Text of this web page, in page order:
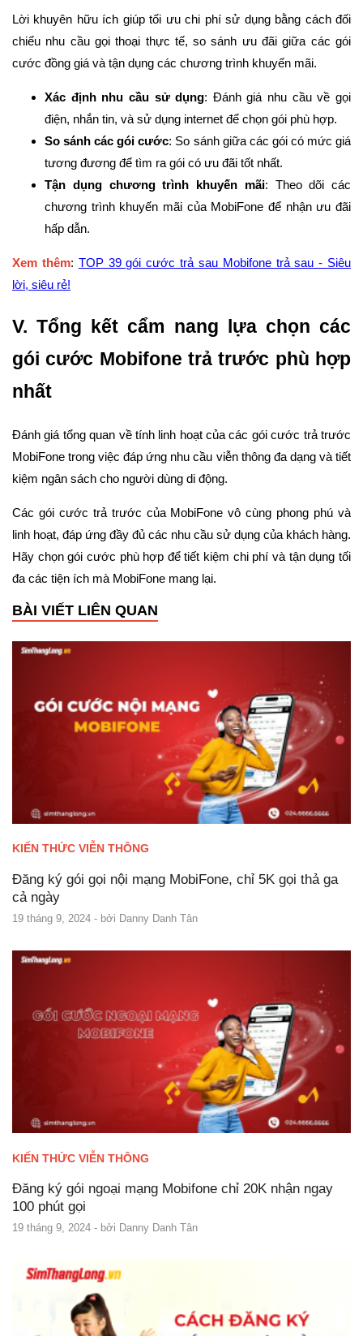
Lời khuyên hữu ích giúp tối ưu chi phí sử dụng bằng cách đối
chiếu nhu cầu gọi thoại thực tế, so sánh ưu đãi giữa các gói
cước đồng giá và tận dụng các chương trình khuyến mãi.
Xác định nhu cầu sử dụng: Đánh giá nhu cầu về gọi
điện, nhắn tin, và sử dụng internet để chọn gói phù hợp.
So sánh các gói cước: So sánh giữa các gói có mức giá
tương đương để tìm ra gói có ưu đãi tốt nhất.
Tận dụng chương trình khuyến mãi: Theo dõi các
chương trình khuyến mãi của MobiFone để nhận ưu đãi
hấp dẫn.
Xem thêm: TOP 39 gói cước trả sau Mobifone trả sau - Siêu
lời, siêu rẻ!
V. Tổng kết cẩm nang lựa chọn các
gói cước Mobifone trả trước phù hợp
nhất
Đánh giá tổng quan về tính linh hoạt của các gói cước trả trước
MobiFone trong việc đáp ứng nhu cầu viễn thông đa dạng và tiết
kiệm ngân sách cho người dùng di động.
Các gói cước trả trước của MobiFone vô cùng phong phú và
linh hoạt, đáp ứng đầy đủ các nhu cầu sử dụng của khách hàng.
Hãy chọn gói cước phù hợp để tiết kiệm chi phí và tận dụng tối
đa các tiện ích mà MobiFone mang lại.
BÀI VIẾT LIÊN QUAN
KIẾN THỨC VIỄN THÔNG
Đăng ký gói gọi nội mạng MobiFone, chỉ 5K gọi thả ga
cả ngày
19 tháng 9, 2024 - bởi Danny Danh Tân
KIẾN THỨC VIỄN THÔNG
Đăng ký gói ngoại mạng Mobifone chỉ 20K nhận ngay
100 phút gọi
19 tháng 9, 2024 - bởi Danny Danh Tân